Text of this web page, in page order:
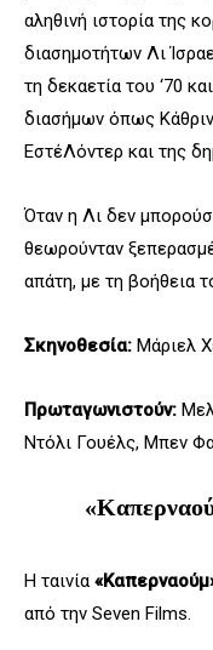
αληθινή ιστορία της
διασημοτήτων Λι
τη δεκαετία του ‘70
διασήμων όπως
ΕστέΛόντερ και της
Όταν η Λι δεν
θεωρούνταν
απάτη, με τη βοήθεια
Σκηνοθεσία: Μάριελ
Πρωταγωνιστούν:
Ντόλι Γουέλς, Μπεν
Η ταινία
από την Seven Films.